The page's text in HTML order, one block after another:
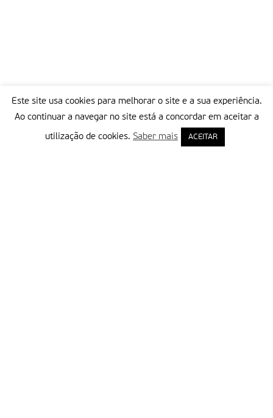
Este site usa cookies para melhorar o site e a sua experiência.
Ao continuar a navegar no site está a concordar em aceitar a
utilização de cookies. Saber mais ACEITAR